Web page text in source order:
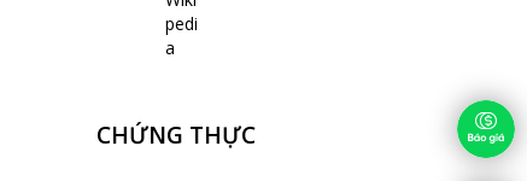
CHỨNG THỰC